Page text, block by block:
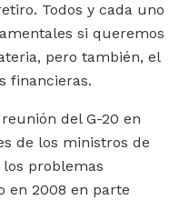
Todos y cada uno
si queremos
pero también, el
financieras.
del G-20 en
de los ministros de
problemas
en 2008 en parte